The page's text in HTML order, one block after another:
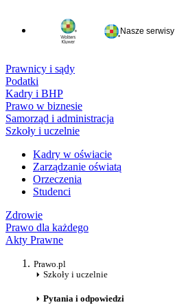
Nasze serwisy
Prawnicy i sądy
Podatki
Kadry i BHP
Prawo w biznesie
Samorząd i administracja
Szkoły i uczelnie
Kadry w oświacie
Zarządzanie oświatą
Orzeczenia
Studenci
Zdrowie
Prawo dla każdego
Akty Prawne
Prawo.pl
Szkoły i uczelnie
Pytania i odpowiedzi